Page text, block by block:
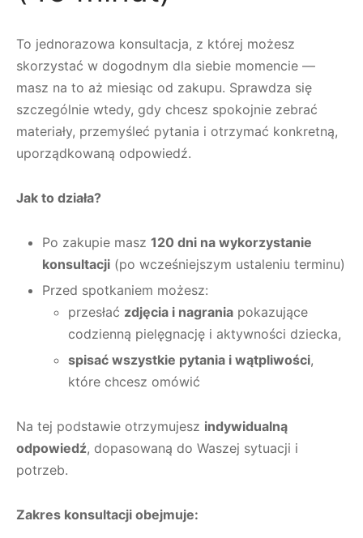
To jednorazowa konsultacja, z której możesz
skorzystać w dogodnym dla siebie momencie —
masz na to aż miesiąc od zakupu. Sprawdza się
szczególnie wtedy, gdy chcesz spokojnie zebrać
materiały, przemyśleć pytania i otrzymać konkretną,
uporządkowaną odpowiedź.
Jak to działa?
Po zakupie masz 120 dni na wykorzystanie
konsultacji(po wcześniejszym ustaleniu terminu)
Przed spotkaniem możesz:
przesłać zdjęcia i nagraniapokazujące
codzienną pielęgnację i aktywności dziecka,
spisać wszystkie pytania i wątpliwości,
które chcesz omówić
Na tej podstawie otrzymujesz indywidualną
odpowiedź, dopasowaną do Waszej sytuacji i
potrzeb.
Zakres konsultacji obejmuje: